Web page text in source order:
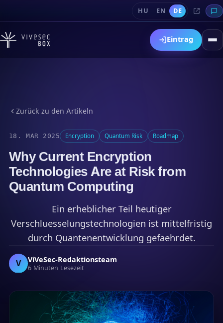
HU EN DE
Eintrag
Zurück zu den Artikeln
18. MAR 2025 Encryption Quantum Risk Roadmap
Why Current Encryption
Technologies Are at Risk from
Quantum Computing
Ein erheblicher Teil heutiger
Verschluesselungstechnologien ist mittelfristig
durch Quantenentwicklung gefaehrdet.
V ViVeSec-Redaktionsteam
6 Minuten Lesezeit